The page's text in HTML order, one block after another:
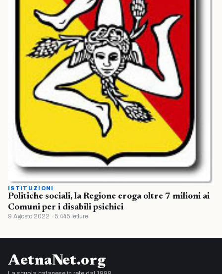
ISTITUZIONI
Politiche sociali, la Regione eroga oltre 7 milioni ai
Comuni per i disabili psichici
9 Agosto 2022 · 5.445 letture
AetnaNet.org